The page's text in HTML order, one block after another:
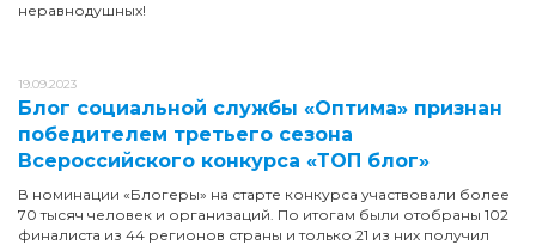
неравнодушных!
19.09.2023
Блог социальной службы «Оптима» признан
победителем третьего сезона
Всероссийского конкурса «ТОП блог»
В номинации «Блогеры» на старте конкурса участвовали более
70 тысяч человек и организаций. По итогам были отобраны 102
финалиста из 44 регионов страны и только 21 из них получил